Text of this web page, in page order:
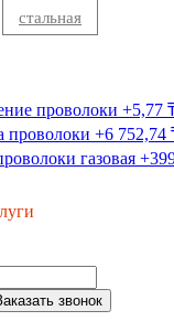
стальная
проволоки +5,77
проволоки +6 752,74
газовая +
звонок